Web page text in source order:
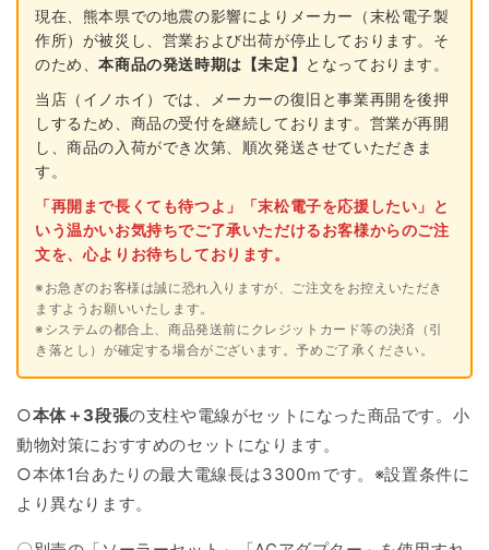
エ
ー
ス
3
小
動
物
対
策
エ
ー
ス
3
小
物
対
策
現在、熊本県での地震の影響によりメーカー（末松電子製
作所）が被災し、営業および出荷が停止しております。そ
のため、本商品の発送時期は【未定】
となっております。
当店（イノホイ）では、メーカーの復旧と事業再開を後押
しするため、商品の受付を継続しております。営業が再開
し、商品の入荷ができ次第、順次発送させていただきま
す。
「再開まで長くても待つよ」「末松電子を応援したい」と
いう温かいお気持ちでご了承いただけるお客様からのご注
文を、心よりお待ちしております。
※お急ぎのお客様は誠に恐れ入りますが、ご注文をお控えいただき
ますようお願いいたします。
※システムの都合上、商品発送前にクレジットカード等の決済（引
き落とし）が確定する場合がございます。予めご了承ください。
○本体＋ 3段張の支柱や電線がセットになった商品です。 小
動物対策におすすめのセットになります。
○本体1台あたりの最大電線長は3300ｍです。※設置条件に
より異なります。